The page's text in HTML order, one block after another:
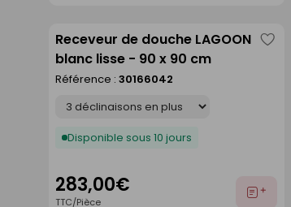
Receveur de douche LAGOON
blanc lisse - 90 x 90 cm
Référence : 30166042
Disponible sous 10 jours
283,00€
TTC/Pièce
Ajouter